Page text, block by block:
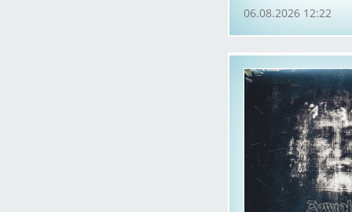
06.08.2026 12:22